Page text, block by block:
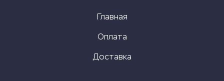
Главная
Оплата
Доставка